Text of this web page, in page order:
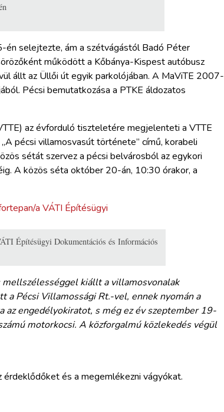
selejtezte, ám a szétvágástól Badó Péter
működött a Kőbánya-Kispest autóbusz
állt az Üllői út egyik parkolójában. A MaViTE 2007-
Pécsi bemutatkozása a PTKE áldozatos
az évforduló tiszteletére megjelenteti a VTTE
pécsi villamosvasút története” című, korabeli
sétát szervez a pécsi belvárosból az egykori
A közös séta október 20-án, 10:30 órakor, a
Építésügyi Dokumentációs és Információs
kiállt a villamosvonalak
Pécsi Villamossági Rt.-vel, ennek nyomán a
engedélyokiratot, s még ez év szeptember 19-
motorkocsi. A közforgalmú közlekedés végül
és a megemlékezni vágyókat.